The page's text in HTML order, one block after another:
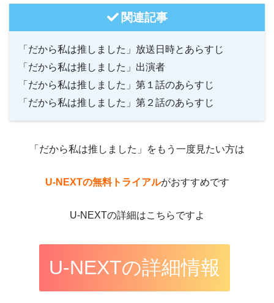
関連記事
「だから私は推しました」放送日時とあらすじ
「だから私は推しました」出演者
「だから私は推しました」第１話のあらすじ
「だから私は推しました」第２話のあらすじ
「だから私は推しました」をもう一度見たい方は
U-NEXTの無料トライアルがおすすめです
U-NEXTの詳細はこちらですよ
U-NEXTの詳細情報